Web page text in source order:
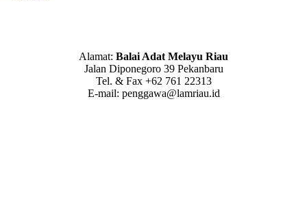
Alamat: Balai Adat Melayu Riau
Jalan Diponegoro 39 Pekanbaru
Tel. & Fax +62 761 22313
E-mail: penggawa@lamriau.id